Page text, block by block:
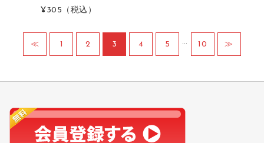
¥305 （税込）
≪ 1 2 3 4 5 … 10 ≫